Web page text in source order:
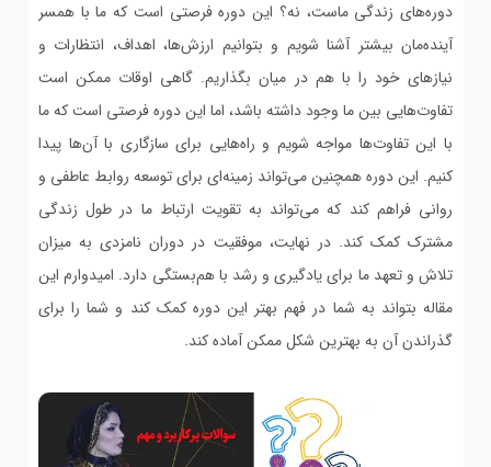
دوره‌های زندگی ماست، نه؟ این دوره فرصتی است که ما با همسر
آینده‌مان بیشتر آشنا شویم و بتوانیم ارزش‌ها، اهداف، انتظارات و
نیازهای خود را با هم در میان بگذاریم. گاهی اوقات ممکن است
تفاوت‌هایی بین ما وجود داشته باشد، اما این دوره فرصتی است که ما
با این تفاوت‌ها مواجه شویم و راه‌هایی برای سازگاری با آن‌ها پیدا
کنیم. این دوره همچنین می‌تواند زمینه‌ای برای توسعه روابط عاطفی و
روانی فراهم کند که می‌تواند به تقویت ارتباط ما در طول زندگی
مشترک کمک کند. در نهایت، موفقیت در دوران نامزدی به میزان
تلاش و تعهد ما برای یادگیری و رشد با هم‌بستگی دارد. امیدوارم این
مقاله بتواند به شما در فهم بهتر این دوره کمک کند و شما را برای
گذراندن آن به بهترین شکل ممکن آماده کند.